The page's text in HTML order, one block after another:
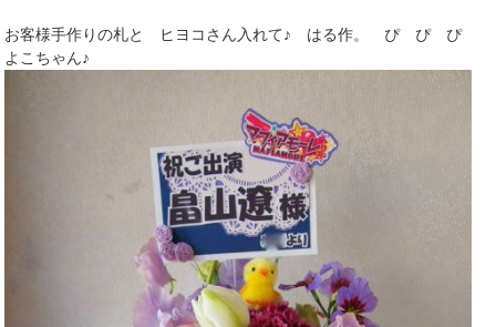
お客様手作りの札と ヒヨコさん入れて♪ はる作。 ぴ ぴ ぴ
よこちゃん♪